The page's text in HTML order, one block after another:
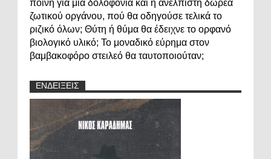
ποινή για μια δολοφονία και η ανέλπιστη δωρεά
ζωτικού οργάνου, πού θα οδηγούσε τελικά το
ριζικό όλων; Θύτη ή θύμα θα έδειχνε το ορφανό
βιολογικό υλικό; Το μοναδικό εύρημα στον
βαμβακοφόρο στειλεό θα ταυτοποιούταν;
ΕΝΔΕΙΞΕΙΣ